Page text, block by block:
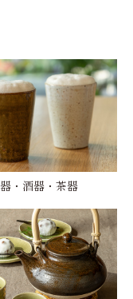
器・酒器・茶器